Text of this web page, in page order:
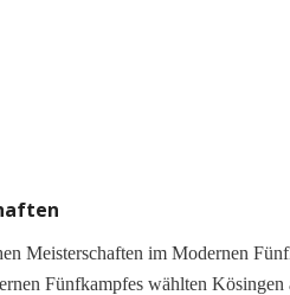
Meisterschaften im Modernen
Fünfkampfes wählten Kösingen